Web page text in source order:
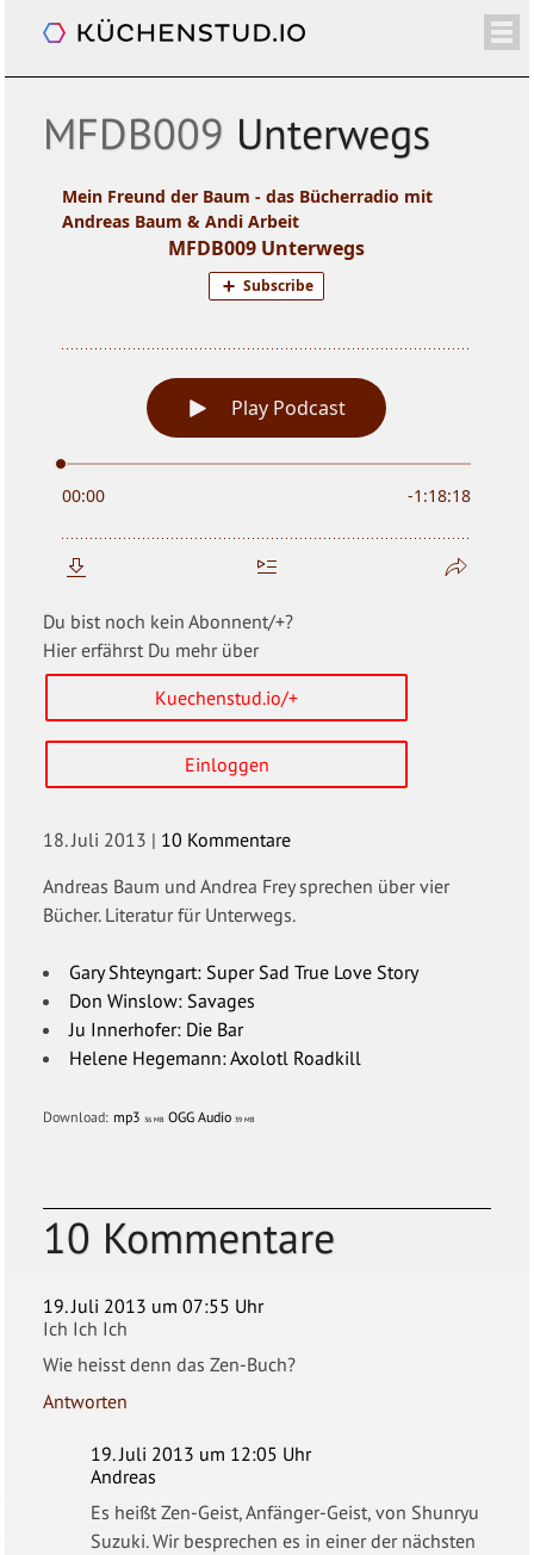
/+ ÜBER SHOP NEWSLETTER
KALENDER
MFDB009 Unterwegs
Du bist noch kein Abonnent/+?
Hier erfährst Du mehr über
Kuechenstud.io/+
Einloggen
18. Juli 2013 | 10 Kommentare
Andreas Baum und Andrea Frey sprechen über vier
Bücher. Literatur für Unterwegs.
Gary Shteyngart: Super Sad True Love Story
Don Winslow: Savages
Ju Innerhofer: Die Bar
Helene Hegemann: Axolotl Roadkill
Download: mp3 36 MB OGG Audio 39 MB
10 Kommentare
19. Juli 2013 um 07:55 Uhr
Ich Ich Ich
Wie heisst denn das Zen-Buch?
Antworten
19. Juli 2013 um 12:05 Uhr
Andreas
Es heißt Zen-Geist, Anfänger-Geist, von Shunryu
Suzuki. Wir besprechen es in einer der nächsten